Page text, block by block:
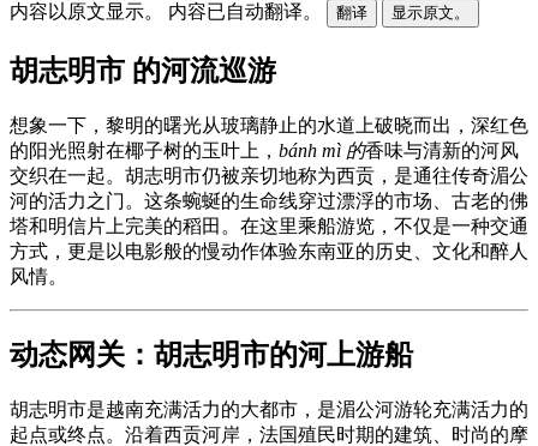
内容以原文显示。 内容已自动翻译。 翻译 显示原文。
胡志明市 的河流巡游
想象一下，黎明的曙光从玻璃静止的水道上破晓而出，深红色
的阳光照射在椰子树的玉叶上， bánh mì 的香味与清新的河风
交织在一起。胡志明市仍被亲切地称为西贡，是通往传奇湄公
河的活力之门。这条蜿蜒的生命线穿过漂浮的市场、古老的佛
塔和明信片上完美的稻田。在这里乘船游览，不仅是一种交通
方式，更是以电影般的慢动作体验东南亚的历史、文化和醉人
风情。
动态网关：胡志明市的河上游船
胡志明市是越南充满活力的大都市，是湄公河游轮充满活力的
起点或终点。沿着西贡河岸，法国殖民时期的建筑、时尚的摩